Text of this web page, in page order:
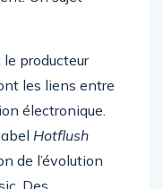
Un sujet
producteur
les liens entre
électronique.
Hotflush
de l’évolution